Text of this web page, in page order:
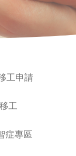
工申請
工
症專區